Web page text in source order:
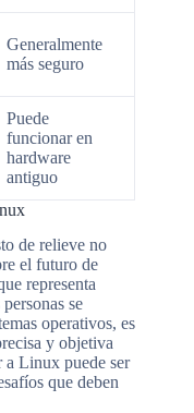
Generalmente
más seguro
Puede
funcionar en
hardware
antiguo
de relieve no
el futuro de
representa
se
operativos, es
y objetiva
a Linux puede ser
que deben